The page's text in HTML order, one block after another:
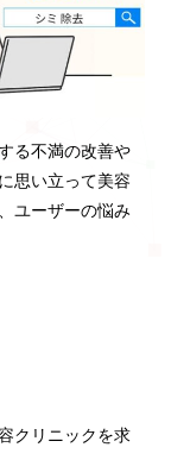
る不満の改善や
思い立って美容
ユーザーの悩み
クリニックを求